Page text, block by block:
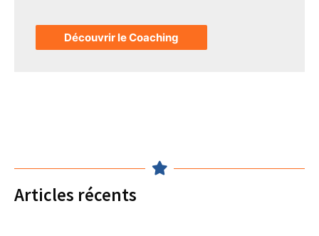
Découvrir le Coaching
Articles récents